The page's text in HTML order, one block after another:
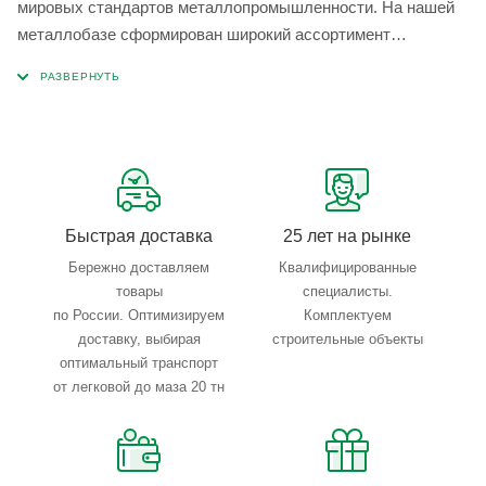
мировых стандартов металлопромышленности. На нашей
металлобазе сформирован широкий ассортимент
Быстрая доставка
Бережно доставляем
товары
по России. Оптимизируем
доставку, выбирая
оптимальный транспорт
от легковой до маза 20 тн
25 лет на рынке
Квалифицированные
специалисты.
Комплектуем
строительные объекты